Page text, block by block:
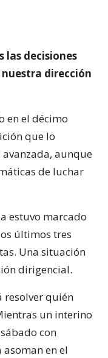
decisiones
dirección
en el décimo
que lo
aunque
de luchar
estuvo marcado
últimos tres
Una situación
dirigencial.
resolver quién
un interino
con
en el